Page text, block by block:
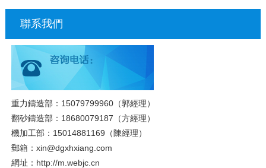
聯系我們
重力鑄造部：15079799960（郭經理）
翻砂鑄造部：18680079187（方經理）
機加工部：15014881169（陳經理）
郵箱：xin@dgxhxiang.com
網址：http://m.webjc.cn